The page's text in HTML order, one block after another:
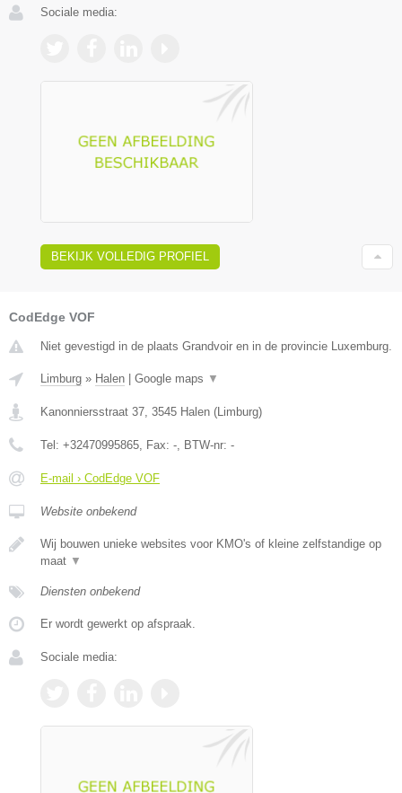
Sociale media:
BEKIJK VOLLEDIG PROFIEL
CodEdge VOF
Niet gevestigd in de plaats Grandvoir en in de provincie Luxemburg.
Limburg » Halen Google maps ▼
Kanonniersstraat 37, 3545 Halen (Limburg)
Tel: +32470995865, Fax: -, BTW-nr: -
E-mail › CodEdge VOF
Website onbekend
Wij bouwen unieke websites voor KMO's of kleine zelfstandige op
maat ▼
Diensten onbekend
Er wordt gewerkt op afspraak.
Sociale media: